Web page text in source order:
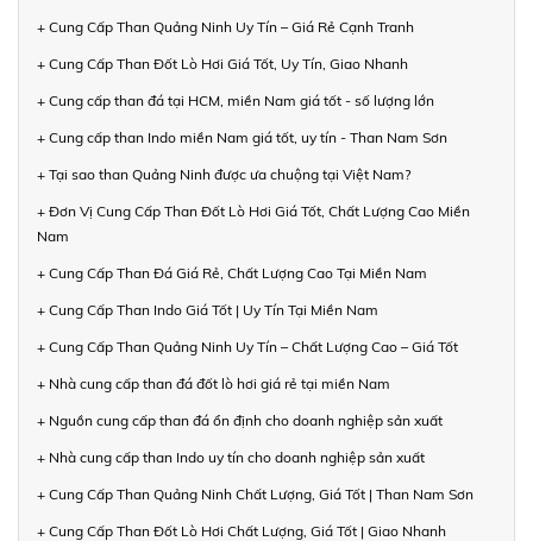
+ Cung Cấp Than Quảng Ninh Uy Tín – Giá Rẻ Cạnh Tranh
+ Cung Cấp Than Đốt Lò Hơi Giá Tốt, Uy Tín, Giao Nhanh
+ Cung cấp than đá tại HCM, miền Nam giá tốt - số lượng lớn
+ Cung cấp than Indo miền Nam giá tốt, uy tín - Than Nam Sơn
+ Tại sao than Quảng Ninh được ưa chuộng tại Việt Nam?
+ Đơn Vị Cung Cấp Than Đốt Lò Hơi Giá Tốt, Chất Lượng Cao Miền
Nam
+ Cung Cấp Than Đá Giá Rẻ, Chất Lượng Cao Tại Miền Nam
+ Cung Cấp Than Indo Giá Tốt | Uy Tín Tại Miền Nam
+ Cung Cấp Than Quảng Ninh Uy Tín – Chất Lượng Cao – Giá Tốt
+ Nhà cung cấp than đá đốt lò hơi giá rẻ tại miền Nam
+ Nguồn cung cấp than đá ổn định cho doanh nghiệp sản xuất
+ Nhà cung cấp than Indo uy tín cho doanh nghiệp sản xuất
+ Cung Cấp Than Quảng Ninh Chất Lượng, Giá Tốt | Than Nam Sơn
+ Cung Cấp Than Đốt Lò Hơi Chất Lượng, Giá Tốt | Giao Nhanh